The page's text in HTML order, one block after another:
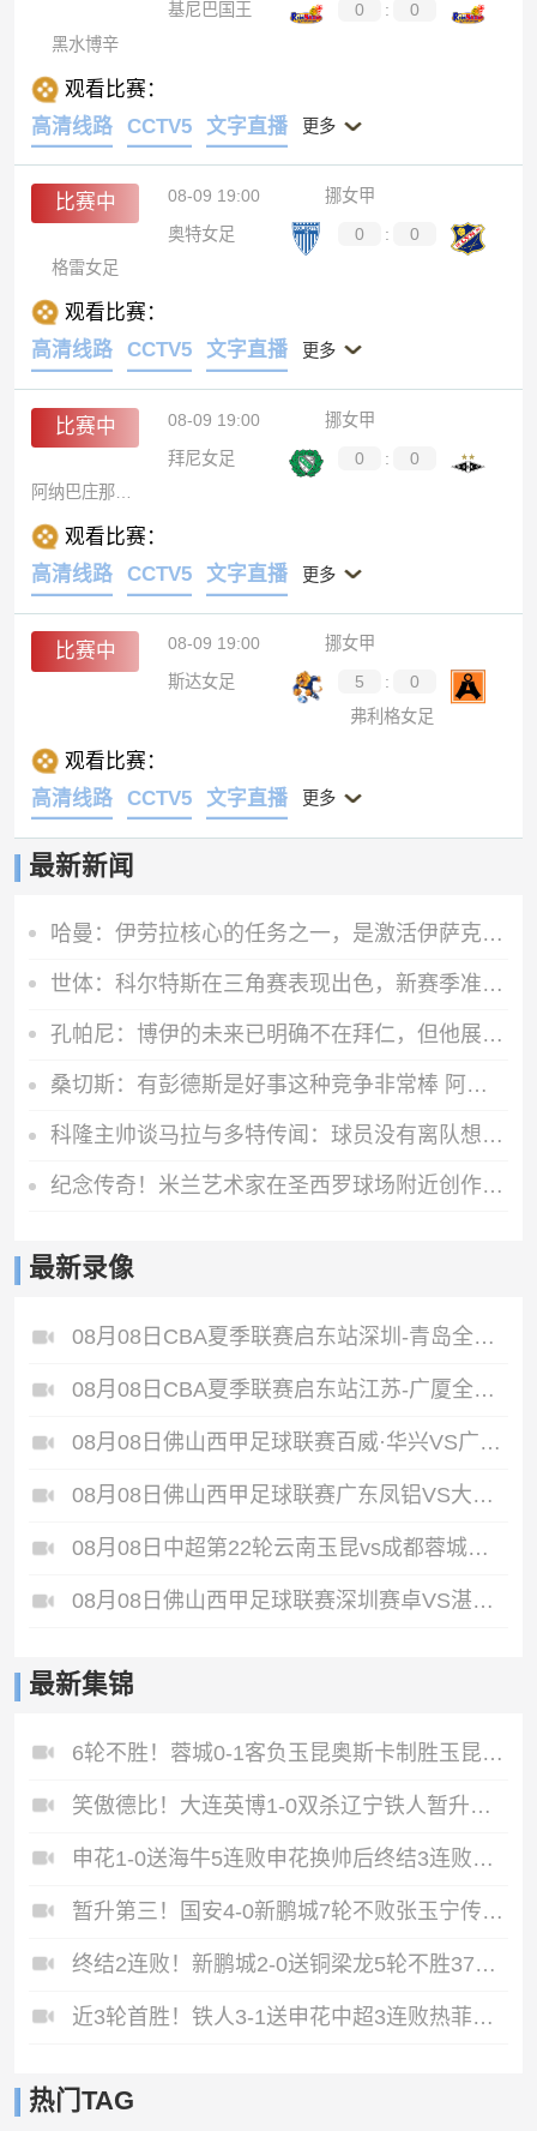
基尼巴国王 0 :
0
黑水博辛
观看比赛：
高清线路
CCTV5 文字直播 更多
比赛中 08-09 19:00
挪女甲
奥特女足
0 :
0
格雷女足
观看比赛：
高清线路
CCTV5 文字直播 更多
比赛中 08-09 19:00
挪女甲
拜尼女足
0 :
0
观看比赛：
高清线路
CCTV5 文字直播 更多
比赛中 08-09 19:00
挪女甲
斯达女足
5 :
0
弗利格女足
观看比赛：
高清线路
CCTV5 文字直播 更多
最新新闻
哈曼：伊劳拉核心的任务之一，是激活伊萨克、维尔茨等球员
世体：科尔特斯在三角赛表现出色，新赛季准备留在巴萨参与竞争
孔帕尼：博伊的未来已明确不在拜仁，但他展现的职业素养令人赞叹
桑切斯：有彭德斯是好事这种竞争非常棒 阿隆索让事情变得简单
科隆主帅谈马拉与多特传闻：球员没有离队想法，他目前状态不错
纪念传奇！米兰艺术家在圣西罗球场附近创作了一幅巴雷西的壁画
最新录像
08月08日CBA夏季联赛启东站深圳-青岛全场录像
08月08日CBA夏季联赛启东站江苏-广厦全场录像
08月08日佛山西甲足球联赛百威·华兴VS广州苏雅蔚雨堂全场录像
08月08日佛山西甲足球联赛广东凤铝VS大塘控股全场录像
08月08日中超第22轮云南玉昆vs成都蓉城全场录像
08月08日佛山西甲足球联赛深圳赛卓VS湛江热点·粤标售电全场录像
最新集锦
6轮不胜！蓉城0-1客负玉昆奥斯卡制胜玉昆暂第三蓉城全场1射正
笑傲德比！大连英博1-0双杀辽宁铁人暂升第2斯坦丘远射制胜
申花1-0送海牛5连败申花换帅后终结3连败阿苏埃助攻徐皓阳制胜
暂升第三！国安4-0新鹏城7轮不败张玉宁传射达万双响法比奥破门
终结2连败！新鹏城2-0送铜梁龙5轮不胜37岁姜至鹏破门韦斯利建功
近3轮首胜！铁人3-1送申花中超3连败热菲尼奥双响邦本宜裕传射
热门TAG